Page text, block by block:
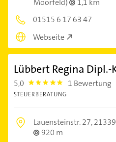
Moorfeld)
1,1 km
01515 6 17 63 47
Webseite
Lübbert Regina
5,0 5.0 1 Bewertung
STEUERBERATUNG
Lauensteinstr. 27,
920 m